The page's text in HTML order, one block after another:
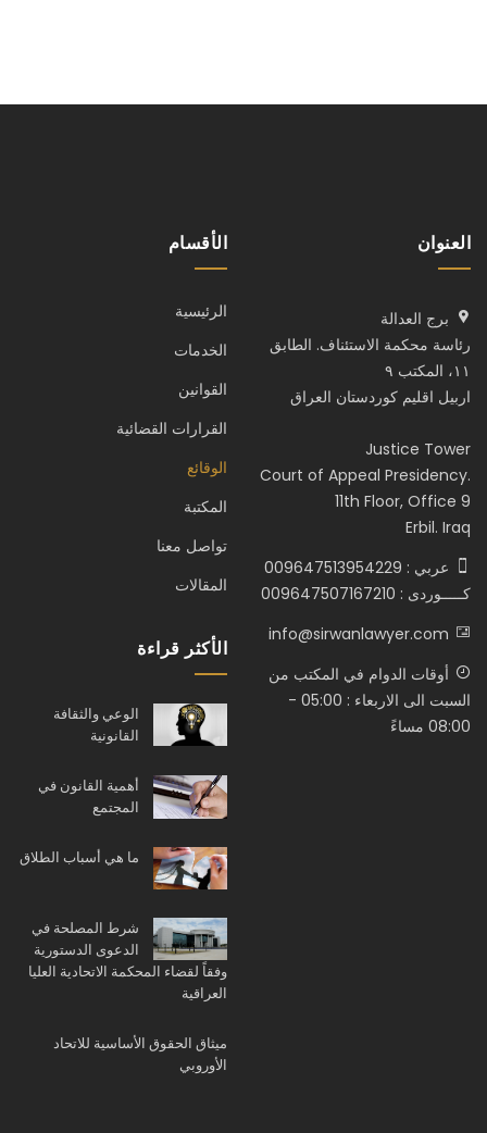
العنوان
برج العدالة
رئاسة محكمة الاستئناف. الطابق
١١، المكتب ٩
اربيل اقليم كوردستان العراق
Justice Tower
Court of Appeal Presidency.
11th Floor, Office 9
Erbil. Iraq
عربي : 009647513954229
كـــــوردى : 009647507167210
info@sirwanlawyer.com
أوقات الدوام في المكتب من
السبت الى الاربعاء : 05:00 -
08:00 مساءً
الأقسام
الرئيسية
الخدمات
القوانين
القرارات القضائية
الوقائع
المكتبة
تواصل معنا
المقالات
الأكثر قراءة
الوعي والثقافة
القانونية
أهمية القانون في
المجتمع
ما هي أسباب الطلاق
شرط المصلحة في
الدعوى الدستورية
وفقاً لقضاء المحكمة الاتحادية العليا
العراقية
ميثاق الحقوق الأساسية للاتحاد
الأوروبي